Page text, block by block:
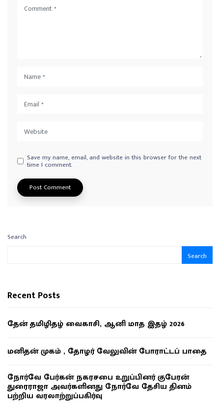
Save my name, email, and website in this browser for the next
time I comment.
Search
Search
Recent Posts
தேன் தமிழிதழ் வைகாசி, ஆனி மாத இதழ் 2026
மனிதன் முகம் , தோழர் வேலுவின் போராட்டப் பாதை
நோர்வே பேர்கன் நகரசபை உறுப்பினர் குபேரன்
துரைராஜா அவர்களினது நோர்வே தேசிய தினம்
பற்றிய வரலாற்றுப்பகிர்வு